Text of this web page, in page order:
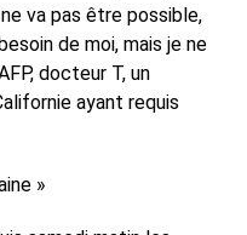
va pas être possible,
de moi, mais je ne
docteur T, un
ayant requis
»